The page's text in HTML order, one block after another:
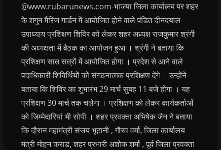
@www.rubarunews.com-भाजपा जिला कार्यालय पर शहर
के शगुन मैरिज गार्डन में आयोजित होने वाले पंडित दीनदयाल
उपाध्याय प्रशिक्षण शिविर को लेकर शहर अध्यक्ष राजकुमार श्रंगी
की अध्यक्षता में बैठक का आयोजन हुआ । श्रंगी ने बताया कि
प्रशिक्षण सात सत्रों में आयोजित होगा । प्रदेश से आने वाले
पदाधिकारी शिविर्थियों को संगठनात्मक प्रशिक्षण देंगे । उन्होंने
बताया कि शिविर का शुभारंभ 29 मार्च सुबह 11 बजे होगा । यह
प्रशिक्षण 30 मार्च तक चलेगा । प्रशिक्षण को लेकर कार्यकर्ताओं
को जिम्मेदारियां भी सोपी । शहर प्रवक्ता अभिषेक जैन ने बताया
कि दौरान महामंत्री संजय भूटानी , गौरव वर्मा, जिला कार्यालय
मंत्री मोहन कराड, शहर प्रभारी अशोक शर्मा , पूर्व जिला प्रवक्ता